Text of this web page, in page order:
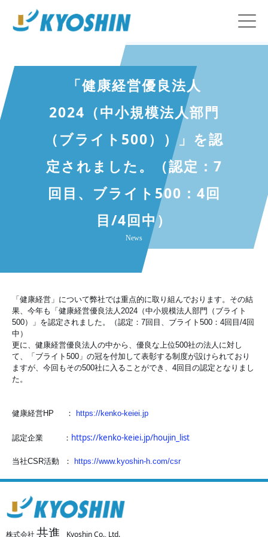
「健康経営優良法人
2024（中小規模法人部門
（ブライト500））」を認
定されました。（認定：7
回目、ブライト500：4回
目/4回中）
News
「健康経営」について弊社では重点的に取り組んでおります。その結
果、今年も「健康経営優良法人2024（中小規模法人部門（ブライト
500）」を認定されました。（認定：7回目、ブライト500：4回目/4回
中）
更に、健康経営優良法人の中から、優良な上位500社の法人に対し
て、「ブライト500」の冠を付加して表彰する制度が設けられており
ますが、今回もその500社に入ることができ、4回目の認定となりまし
た。
健康経営HP ： https://kenko-keiei.jp
認定企業 ： https://kenko-keiei.jp/houjin_list
当社CSR活動 ： https://www.kyoshin-h.com/csr
株式会社 共進 Kyoshin Co., Ltd.